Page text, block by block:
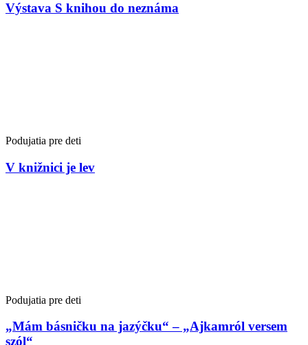
Výstava S knihou do neznáma
Podujatia pre deti
V knižnici je lev
Podujatia pre deti
„Mám básničku na jazýčku“ – „Ajkamról versem
szól“